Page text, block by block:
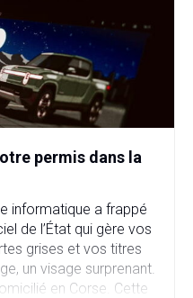
permis dans la
informatique a frappé
de l’État qui gère vos
grises et vos titres
un visage surprenant.
en Corse. Cette